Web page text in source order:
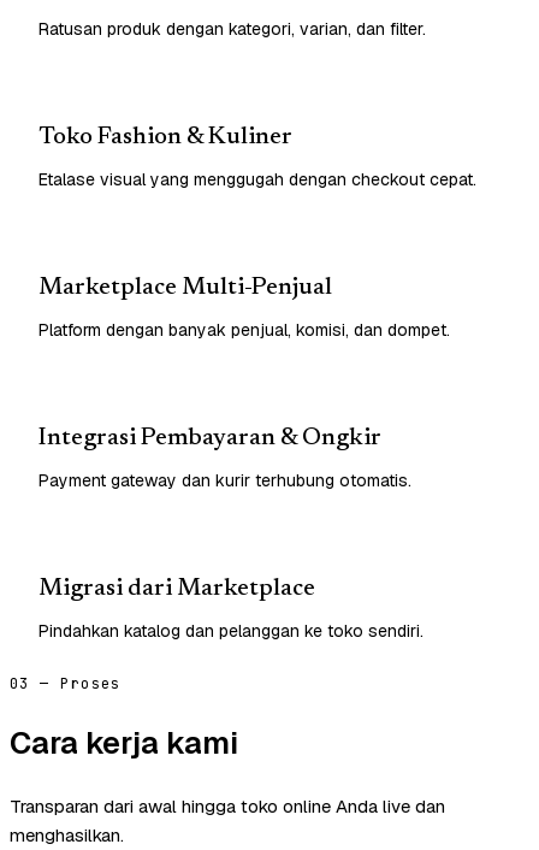
Ratusan produk dengan kategori, varian, dan filter.
Toko Fashion & Kuliner
Etalase visual yang menggugah dengan checkout cepat.
Marketplace Multi-Penjual
Platform dengan banyak penjual, komisi, dan dompet.
Integrasi Pembayaran & Ongkir
Payment gateway dan kurir terhubung otomatis.
Migrasi dari Marketplace
Pindahkan katalog dan pelanggan ke toko sendiri.
03 — Proses
Cara kerja kami
Transparan dari awal hingga toko online Anda live dan
menghasilkan.